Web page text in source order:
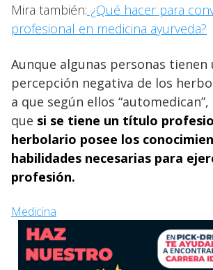
Mira también: ¿Qué hacer para
profesional en medicina ayurveda?
Aunque algunas personas tienen
percepción negativa de los
a que según ellos
que si se tiene un título
herbolario posee los
habilidades necesarias para
profesión.
Medicina